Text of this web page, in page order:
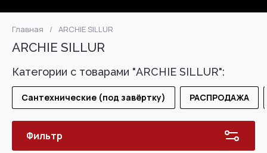
Главная / ARCHIE SILLUR
ARCHIE SILLUR
Категории с товарами "ARCHIE SILLUR":
Сантехнические (под завёртку) РАСПРОДАЖА
Фильтр